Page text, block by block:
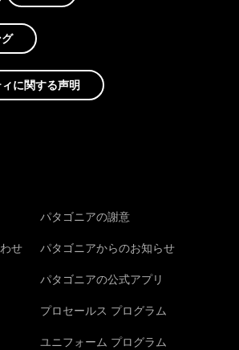
に関する声明
せ
パタゴニアの謝意
パタゴニアからのお知らせ
パタゴニアの公式アプリ
プロセールス プログラム
ユニフォーム プログラム